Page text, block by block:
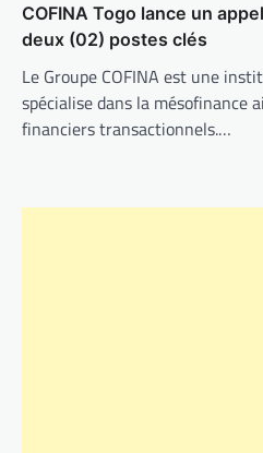
COFINA Togo lance un
deux (02) postes clés
Le Groupe COFINA est une
spécialise dans la mésofinance
financiers transactionnels.…